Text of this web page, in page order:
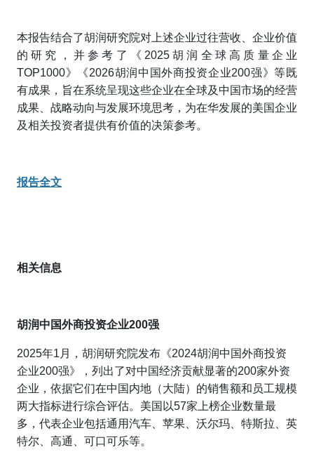
本报告结合了胡润研究院对上述企业过往营收、企业价值
的研究，并参考了《2025胡润全球高质量企业
TOP1000》《2026胡润中国外商投资企业200强》等既
有成果，旨在系统呈现这些企业在全球及中国市场的经营
成果、战略动向与发展环境思考，为在华发展的美国企业
及相关投资者提供有价值的决策参考。
报告全文
相关信息
胡润中国外商投资企业200强
2025年1月，胡润研究院发布《2024胡润中国外商投资
企业200强》，列出了对中国经济贡献显著的200家外资
企业，依据它们在中国内地（大陆）的销售额和员工规模
两大指标进行综合评估。美国以57家上榜企业数量最
多，代表企业包括通用汽车、苹果、沃尔玛、特斯拉、英
特尔、高通、可口可乐等。